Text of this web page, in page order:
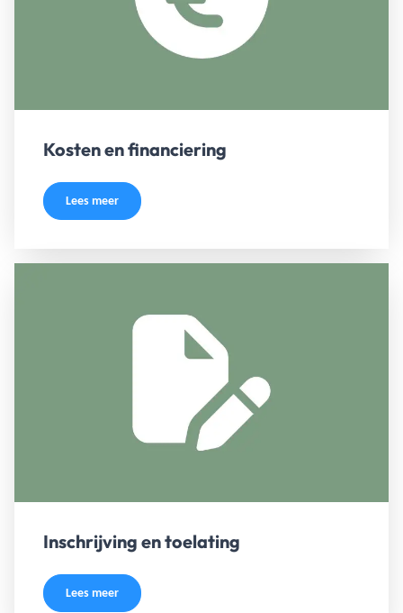
Kosten en financiering
Lees meer
Inschrijving en toelating
Lees meer